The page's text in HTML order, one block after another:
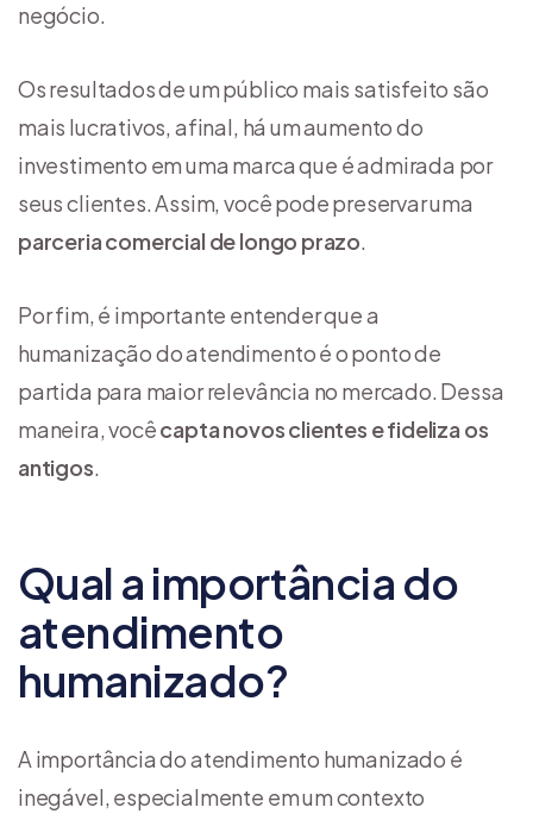
negócio.
Os resultados de um público mais satisfeito são
mais lucrativos, afinal, há um aumento do
investimento em uma marca que é admirada por
seus clientes. Assim, você pode preservar uma
parceria comercial de longo prazo.
Por fim, é importante entender que a
humanização do atendimento é o ponto de
partida para maior relevância no mercado. Dessa
maneira, vocêcapta novos clientes e fideliza os
antigos.
Qual a importância do
atendimento
humanizado?
A importância do atendimento humanizado é
inegável, especialmente em um contexto